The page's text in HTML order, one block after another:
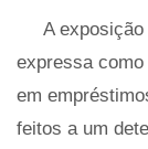
A
expressa
em
feitos a um